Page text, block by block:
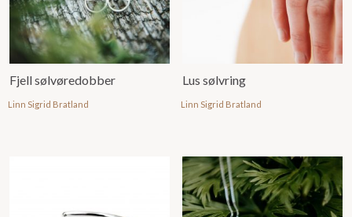
Fjell sølvøredobber
Linn Sigrid Bratland
Lus sølvring
Linn Sigrid Bratland